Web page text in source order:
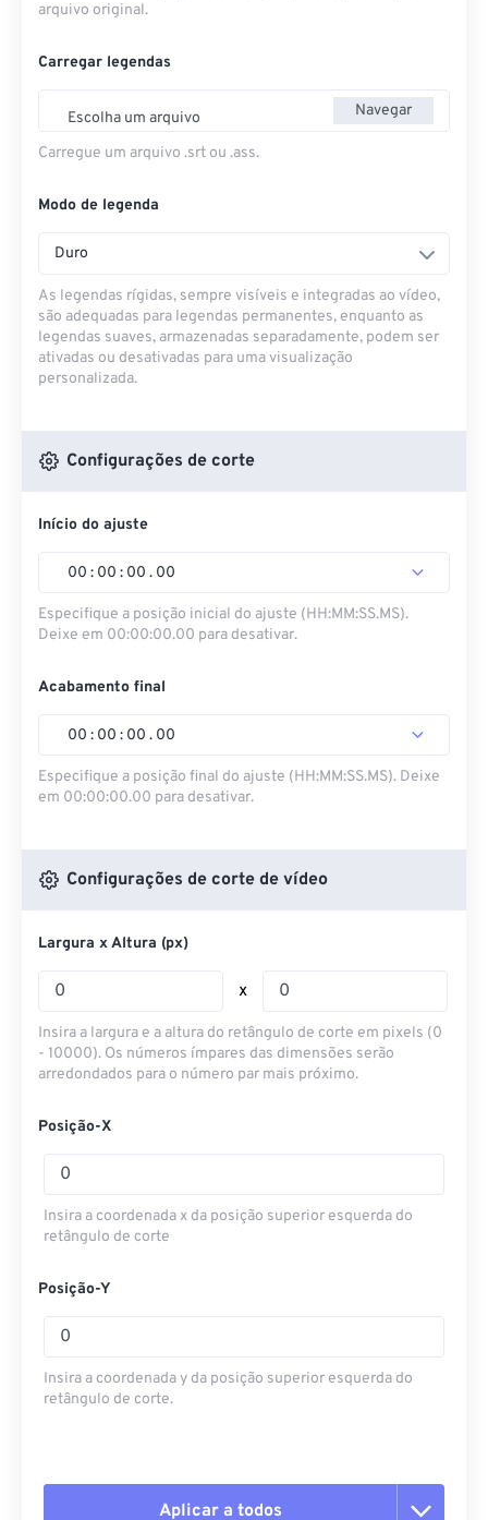
arquivo original.
Carregar legendas
Escolha um arquivo Navegar
Carregue um arquivo .srt ou .ass.
Modo de legenda
Duro
As legendas rígidas, sempre visíveis e integradas ao vídeo,
são adequadas para legendas permanentes, enquanto as
legendas suaves, armazenadas separadamente, podem ser
ativadas ou desativadas para uma visualização
personalizada.
Configurações de corte
Início do ajuste
00 : 00 : 00 . 00
Especifique a posição inicial do ajuste (HH:MM:SS.MS).
Deixe em 00:00:00.00 para desativar.
Acabamento final
00 : 00 : 00 . 00
Especifique a posição final do ajuste (HH:MM:SS.MS). Deixe
em 00:00:00.00 para desativar.
Configurações de corte de vídeo
Largura x Altura (px)
x
Insira a largura e a altura do retângulo de corte em pixels (0
- 10000). Os números ímpares das dimensões serão
arredondados para o número par mais próximo.
Posição-X
Insira a coordenada x da posição superior esquerda do
retângulo de corte
Posição-Y
Insira a coordenada y da posição superior esquerda do
retângulo de corte.
Aplicar a todos